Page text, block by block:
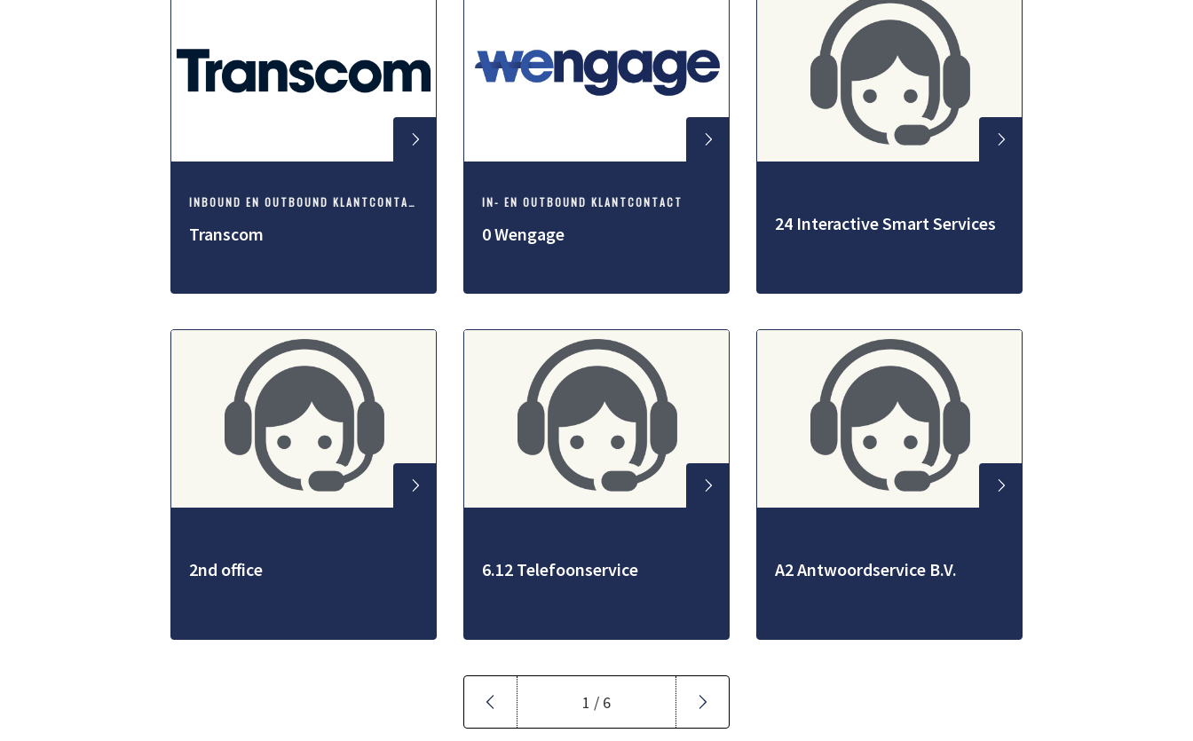
INBOUND EN OUTBOUND KLANTCONTACT
Transcom
IN- EN OUTBOUND KLANTCONTACT
0 Wengage 24 Interactive Smart Services
2nd office 6.12 Telefoonservice A2 Antwoordservice B.V.
1 / 6